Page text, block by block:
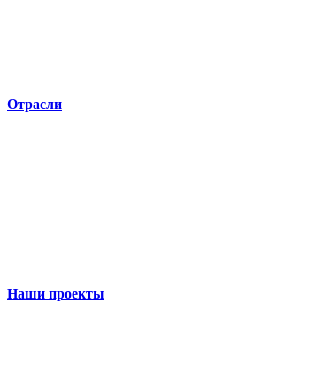
Отрасли
Наши проекты